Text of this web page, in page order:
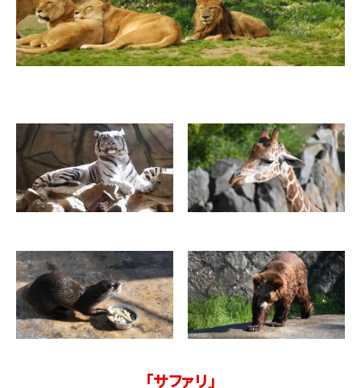
「サファリ」